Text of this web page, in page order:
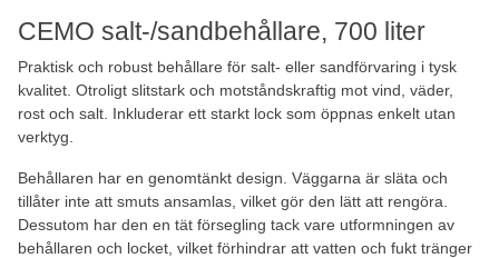
CEMO salt-/sandbehållare, 700 liter
Praktisk och robust behållare för salt- eller sandförvaring i tysk
kvalitet. Otroligt slitstark och motståndskraftig mot vind, väder,
rost och salt. Inkluderar ett starkt lock som öppnas enkelt utan
verktyg.
Behållaren har en genomtänkt design. Väggarna är släta och
tillåter inte att smuts ansamlas, vilket gör den lätt att rengöra.
Dessutom har den en tät försegling tack vare utformningen av
behållaren och locket, vilket förhindrar att vatten och fukt tränger